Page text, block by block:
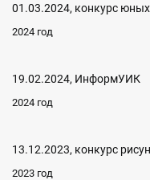
01.03.2024, конкурс
2024 год
19.02.2024, ИнформУИК
2024 год
13.12.2023, конкурс
2023 год